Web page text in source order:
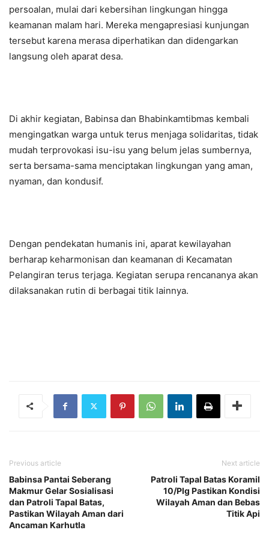
persoalan, mulai dari kebersihan lingkungan hingga
keamanan malam hari. Mereka mengapresiasi kunjungan
tersebut karena merasa diperhatikan dan didengarkan
langsung oleh aparat desa.
Di akhir kegiatan, Babinsa dan Bhabinkamtibmas kembali
mengingatkan warga untuk terus menjaga solidaritas, tidak
mudah terprovokasi isu-isu yang belum jelas sumbernya,
serta bersama-sama menciptakan lingkungan yang aman,
nyaman, dan kondusif.
Dengan pendekatan humanis ini, aparat kewilayahan
berharap keharmonisan dan keamanan di Kecamatan
Pelangiran terus terjaga. Kegiatan serupa rencananya akan
dilaksanakan rutin di berbagai titik lainnya.
Previous article
Babinsa Pantai Seberang
Makmur Gelar Sosialisasi
dan Patroli Tapal Batas,
Pastikan Wilayah Aman dari
Ancaman Karhutla
Next article
Patroli Tapal Batas Koramil
10/Plg Pastikan Kondisi
Wilayah Aman dan Bebas
Titik Api